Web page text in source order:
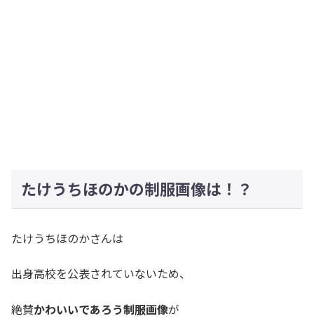
たけうちほのかの制服画像は！？
たけうちほのかさんは
出身高校を公表されていないため、
絶賛かわいいであろう制服画像が